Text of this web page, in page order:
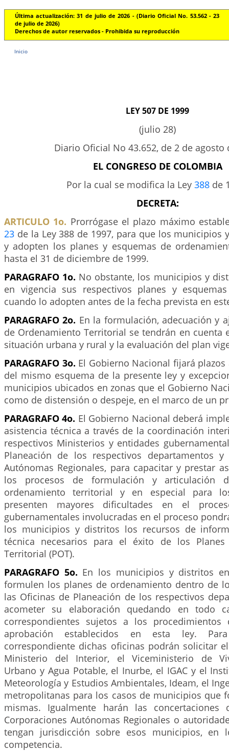
Última actualización: 31 de julio de 2026 - (Diario Oficial No. 53.562 - 23
de julio de 2026)
Derechos de autor reservados - Prohibida su reproducción
Inicio
LEY 507 DE 1999
(julio 28)
Diario Oficial No 43.652, de 2 de agosto
EL CONGRESO DE COLOMBIA
Por la cual se modifica la Ley 388 de
DECRETA:
ARTICULO 1o. Prorrógase el plazo máximo
23 de la Ley 388 de 1997, para que los
y adopten los planes y esquemas de
hasta el 31 de diciembre de 1999.
PARAGRAFO 1o. No obstante, los municipios y
en vigencia sus respectivos planes y
cuando lo adopten antes de la fecha prevista en
PARAGRAFO 2o. En la formulación, adecuación y
de Ordenamiento Territorial se tendrán en cuenta
situación urbana y rural y la evaluación del plan
PARAGRAFO 3o. El Gobierno Nacional fijará
del mismo esquema de la presente ley y
municipios ubicados en zonas que el Gobierno
como de distensión o despeje, en el marco de un
PARAGRAFO 4o. El Gobierno Nacional deberá
asistencia técnica a través de la coordinación
respectivos Ministerios y entidades
Planeación de los respectivos departamentos y
Autónomas Regionales, para capacitar y prestar
los procesos de formulación y articulación
ordenamiento territorial y en especial para
presenten mayores dificultades en el
gubernamentales involucradas en el proceso
los municipios y distritos los recursos de
técnica necesarios para el éxito de los Planes
Territorial (POT).
PARAGRAFO 5o. En los municipios y distritos
formulen los planes de ordenamiento dentro de
las Oficinas de Planeación de los respectivos
acometer su elaboración quedando en todo
correspondientes sujetos a los procedimientos
aprobación establecidos en esta ley.
correspondiente dichas oficinas podrán solicitar
Ministerio del Interior, el Viceministerio de
Urbano y Agua Potable, el Inurbe, el IGAC y el
Meteorología y Estudios Ambientales, Ideam, el
metropolitanas para los casos de municipios que
mismas. Igualmente harán las
Corporaciones Autónomas Regionales o
tengan jurisdicción sobre esos municipios, en
competencia.